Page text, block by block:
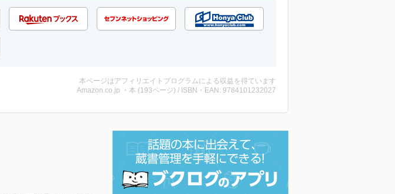
本ページはアフィリエイトプログラムによる収益を得ています
Amazon.co.jp ・本 (193ページ) / ISBN・EAN: 9784101232027